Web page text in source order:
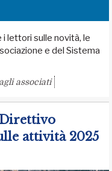
lettori sulle novità, le
e del Sistema
associati
attività 2025